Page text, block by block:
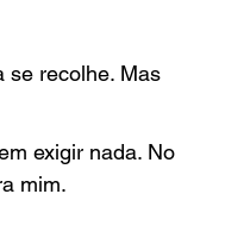
se recolhe. Mas
exigir nada. No
mim.